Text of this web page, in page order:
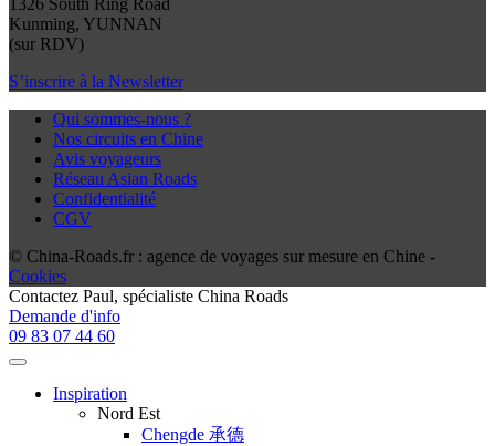
1326 South Ring Road
Kunming, YUNNAN
(sur RDV)
S’inscrire à la Newsletter
Qui sommes-nous ?
Nos circuits en Chine
Avis voyageurs
Réseau Asian Roads
Confidentialité
CGV
© China-Roads.fr : agence de voyages sur mesure en Chine -
Cookies
Contactez Paul, spécialiste China Roads
Demande d'info
09 83 07 44 60
Inspiration
Nord Est
Chengde 承德